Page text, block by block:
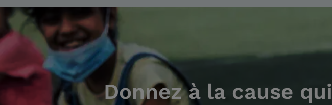
Donnez à la cause qui